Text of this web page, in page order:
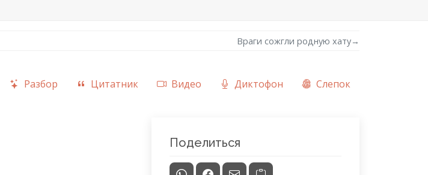
Враги сожгли родную хату→
Разбор Цитатник Видео Диктофон Слепок
Поделиться